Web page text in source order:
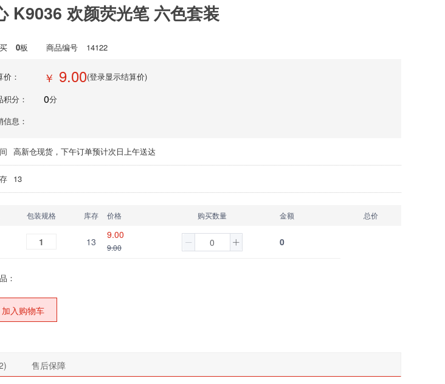
K9036 欢颜荧光笔 六色套装
0板 商品编号 14122
价： ￥ 9.00(登录显示结算价)
积分：
0分
信息：
高新仓现货，下午订单预计次日上午送达
13
包装规格 库存 价格 购买数量 金额 总价
1 13
9.00
9.00 0
：
加入购物车
) 售后保障